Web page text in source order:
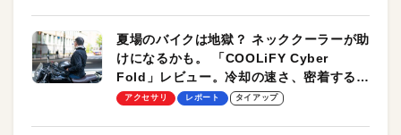
夏場のバイクは地獄？ ネッククーラーが助
けになるかも。 「COOLiFY Cyber
Fold」レビュー。冷却の速さ、密着する冷
却プレート、シンプルな操作性がグッド！
アクセサリ レポート タイアップ